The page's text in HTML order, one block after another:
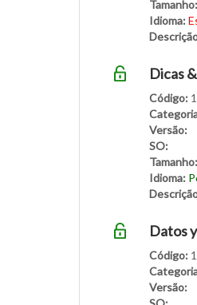
Tamanho:
Idioma:
Dicas
Código:
Versão:
SO:
Tamanho:
Idioma:
Datos
Código:
Versão: